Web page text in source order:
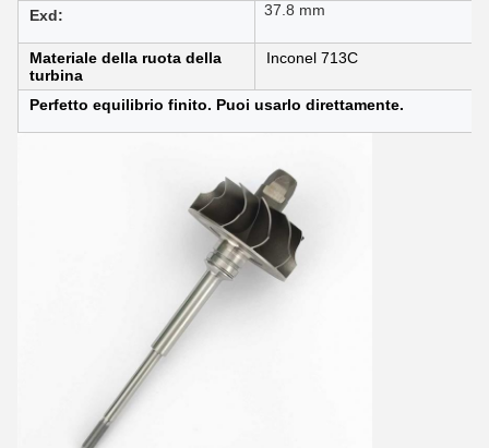
Exd: 37.8 mm
Materiale della ruota della
turbina
Inconel 713C
Perfetto equilibrio finito. Puoi usarlo direttamente.